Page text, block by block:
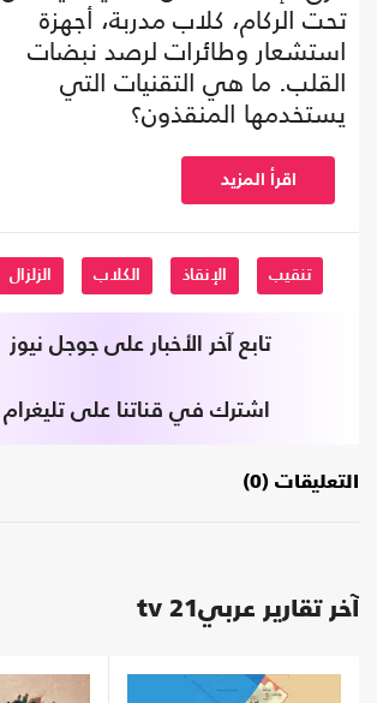
تحت الركام، كلاب مدربة، أجهزة
استشعار وطائرات لرصد نبضات
القلب. ما هي التقنيات التي
يستخدمها المنقذون؟
اقرأ المزيد
تنقيب الإنقاذ الكلاب الزلزال
تابع آخر الأخبار على جوجل نيوز
اشترك في قناتنا على تليغرام
التعليقات (0)
آخر تقارير عربي21 tv